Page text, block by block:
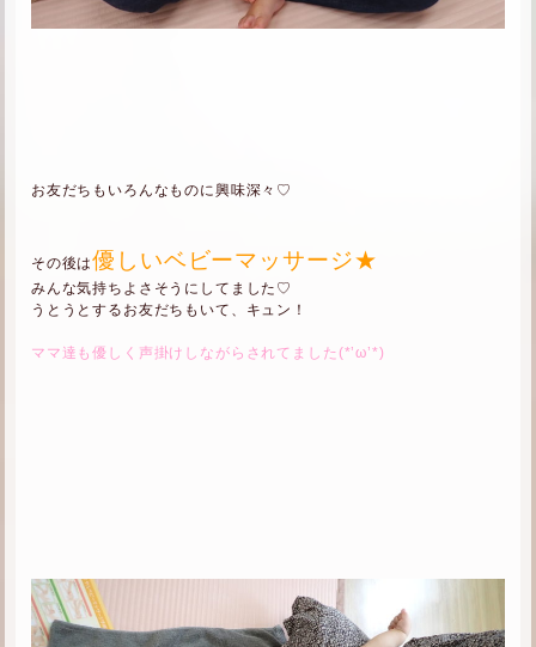
お友だちもいろんなものに興味深々♡
その後は優しいベビーマッサージ★
みんな気持ちよさそうにしてました♡
うとうとするお友だちもいて、キュン！
ママ達も優しく声掛けしながらされてました(*’ω’*)